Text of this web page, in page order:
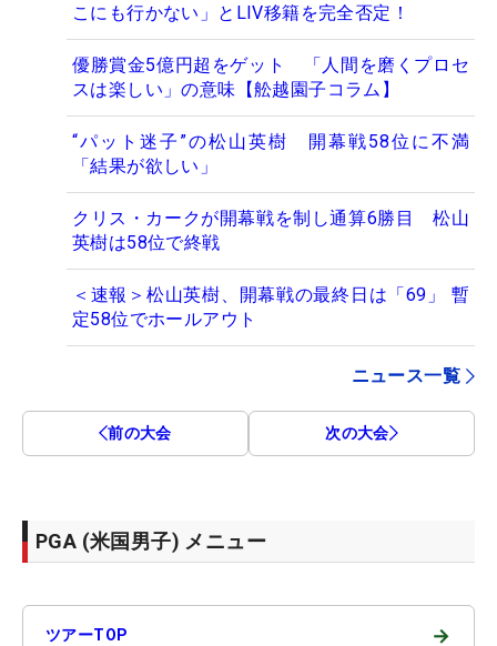
こにも行かない」とLIV移籍を完全否定！
優勝賞金5億円超をゲット 「人間を磨くプロセ
スは楽しい」の意味【舩越園子コラム】
“パット迷子”の松山英樹 開幕戦58位に不満
「結果が欲しい」
クリス・カークが開幕戦を制し通算6勝目 松山
英樹は58位で終戦
＜速報＞松山英樹、開幕戦の最終日は「69」 暫
定58位でホールアウト
ニュース一覧
前の大会 次の大会
PGA (米国男子) メニュー
ツアーTOP →